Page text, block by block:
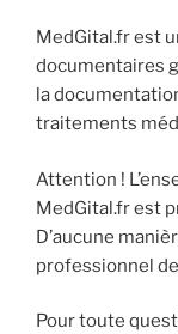
MedGital.fr est
documentaires
la
traitements
Attention !
MedGital.fr est
D’aucune
professionnel
Pour toute